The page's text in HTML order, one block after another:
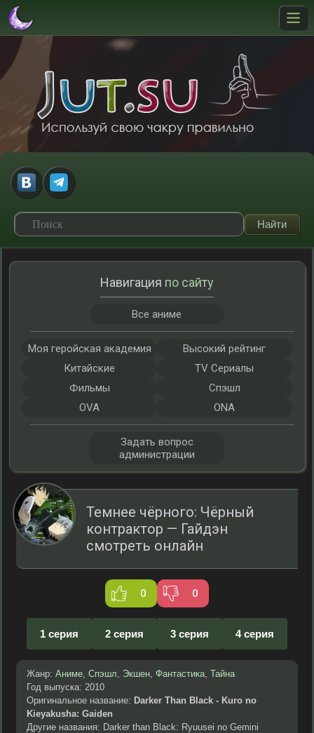
Темнее чёрного: Чёрный
контрактор — Гайдэн
смотреть онлайн
0 0
1 серия 2 серия 3 серия 4 серия
Жанр: Аниме, Спэшл, Экшен, Фантастика, Тайна
Год выпуска: 2010
Оригинальное название: Darker Than Black - Kuro no
Kieyakusha: Gaiden
Другие названия: Darker than Black: Ryuusei no Gemini
Навигация по сайту
Все аниме
Моя геройская академия
Высокий рейтинг
Китайские
TV Сериалы
Фильмы
Спэшл
OVA
ONA
Задать вопрос
администрации